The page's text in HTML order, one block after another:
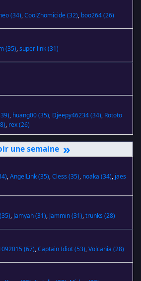
(34),CoolZhomicide(32), boo264(26)
(35),super link(31)
, huang00(35), Djeepy46234(34), Rototo
, rex(26)
»
,AngelLink(35),Cless (35), noaka (34), jaes
(35), Jamyah(31), Jammin(31),trunks (28)
(67),Captain Idiot(53),Volcania (28)